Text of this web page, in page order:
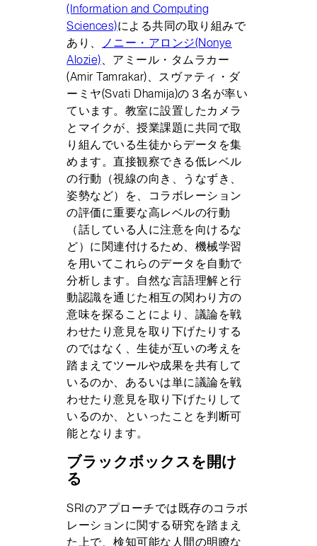
(Information and Computing
Sciences)による共同の取り組みで
あり、
ノニー・アロンジ(Nonye
Alozie)、アミール・タムラカー
(Amir Tamrakar)、スヴァティ・ダ
ーミヤ(Svati Dhamija)の３名が率い
ています。教室に設置したカメラ
とマイクが、授業課題に共同で取
り組んでいる生徒からデータを集
めます。直接観察できる低レベル
の行動（視線の向き、うなずき、
姿勢など）を、コラボレーション
の評価に重要な高レベルの行動
（話している人に注意を向けるな
ど）に関連付けるため、機械学習
を用いてこれらのデータを自動で
分析します。自然な言語理解と行
動認識を通じた相互の関わり方の
意味を探ることにより、議論を戦
わせたり意見を取り下げたりする
のではなく、生徒が互いの考えを
踏まえてツールや成果を共有して
いるのか、あるいは単に議論を戦
わせたり意見を取り下げたりして
いるのか、といったことを判断可
能となります。
ブラックボックスを開け
る
SRIのアプローチでは既存のコラボ
レーションに関する研究を踏まえ
た上で、検知可能な人間の明瞭な